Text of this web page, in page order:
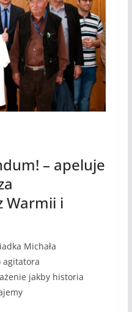
– apeluje
Warmii i
Michała
agitatora
jakby historia